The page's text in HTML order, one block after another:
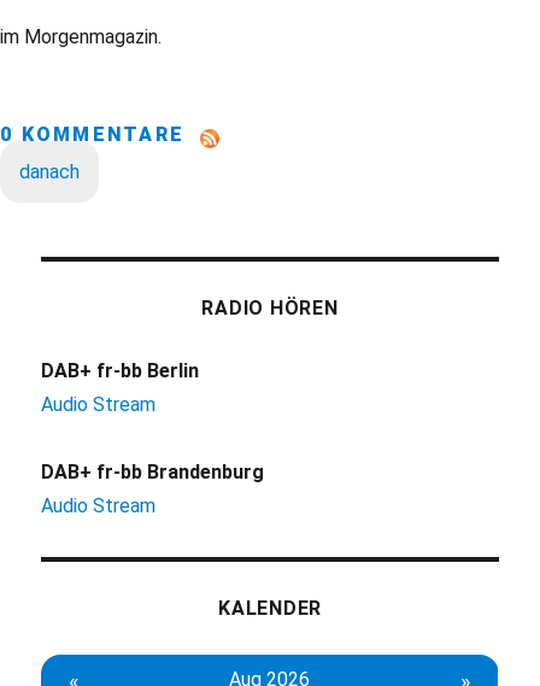
im Morgenmagazin.
0 KOMMENTARE
danach
RADIO HÖREN
DAB+ fr-bb Berlin
Audio Stream
DAB+ fr-bb Brandenburg
Audio Stream
KALENDER
« Aug 2026 »